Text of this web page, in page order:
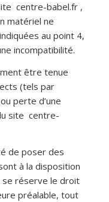
centre-babel.fr ,
matériel ne
au point 4,
incompatibilité.
être tenue
(tels par
perte d’une
site centre-
de poser des
à la disposition
se réserve le droit
préalable, tout